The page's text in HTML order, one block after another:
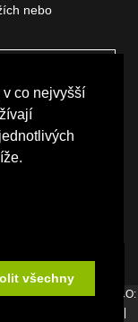
v co nejvyšší
všechny
nebo
Srdce Evropy s.r.o., IČO:
726 364 |